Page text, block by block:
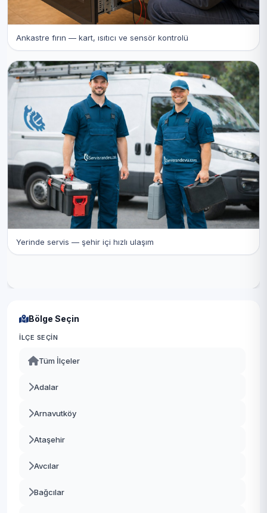
Ankastre fırın — kart, ısıtıcı ve sensör kontrolü
Yerinde servis — şehir içi hızlı ulaşım
Bölge Seçin
İLÇE SEÇIN
Tüm İlçeler
Adalar
Arnavutköy
Ataşehir
Avcılar
Bağcılar